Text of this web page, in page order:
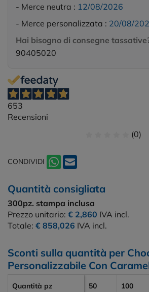
- Merce neutra : 12/08/2026
- Merce personalizzata : 20/08/
Hai bisogno di consegne
90405020
653
Recensioni
(0)
CONDIVIDI
Quantità consigliata
300pz. stampa inclusa
Prezzo unitario: € 2,860 IVA incl.
Totale: € 858,026 IVA incl.
Sconti sulla quantità per
Personalizzabile Con
Quantità pz 50 100